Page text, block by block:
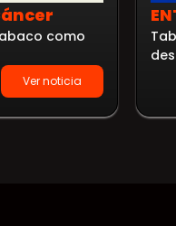
como
Ver noticia